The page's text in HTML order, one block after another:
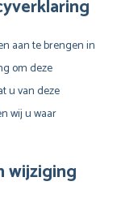
aan te brengen in
om deze
u van deze
wij u waar
wijziging